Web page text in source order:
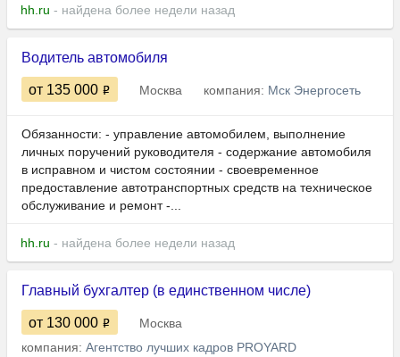
hh.ru - найдена более недели назад
Водитель автомобиля
от 135 000 Москва компания: Мск Энергосеть
Обязанности: - управление автомобилем, выполнение
личных поручений руководителя - содержание автомобиля
в исправном и чистом состоянии - своевременное
предоставление автотранспортных средств на техническое
обслуживание и ремонт -...
hh.ru - найдена более недели назад
Главный бухгалтер (в единственном числе)
от 130 000
Москва
компания: Агентство лучших кадров PROYARD